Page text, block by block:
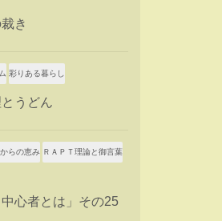
き
彩りある暮らし
うどん
らの恵み ＲＡＰＴ理論と御言葉
心者とは」その25